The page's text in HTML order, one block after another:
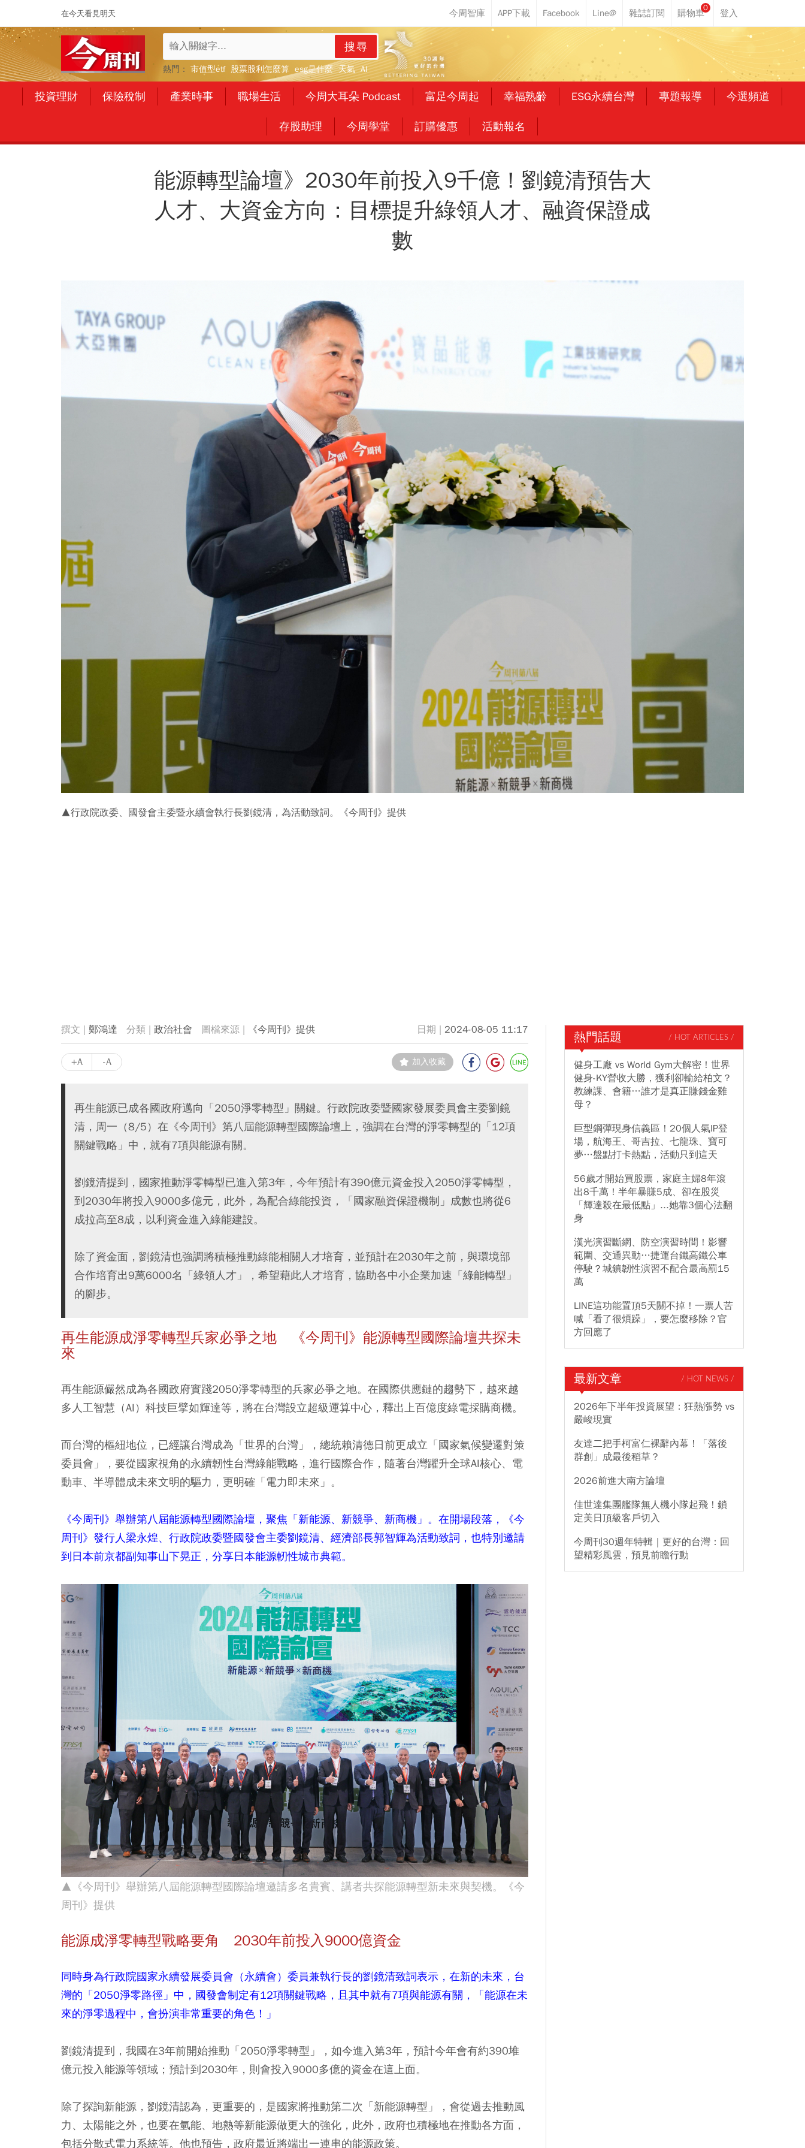
在今天看見明天
0
搜尋
熱門： 市值型etf 股票股利怎麼算 esg是什麼 天氣 AI
投資理財 保險稅制 產業時事 職場生活 今周大耳朵 Podcast 富足今周起 幸福熟齡 ESG永續台灣 專題報導 今選頻道
存股助理 今周學堂 訂購優惠 活動報名
能源轉型論壇》2030年前投入9千億！劉鏡清預告大
人才、大資金方向：目標提升綠領人才、融資保證成
數
▲行政院政委、國發會主委暨永續會執行長劉鏡清，為活動致詞。《今周刊》提供
鄭鴻達 政治社會 《今周刊》提供 2024-08-05 11:17
+A -A 加入收藏
再生能源已成各國政府邁向「2050淨零轉型」關鍵。行政院政委暨國家發展委員會主委劉鏡
清，周一（8/5）在《今周刊》第八屆能源轉型國際論壇上，強調在台灣的淨零轉型的「12項
關鍵戰略」中，就有7項與能源有關。
劉鏡清提到，國家推動淨零轉型已進入第3年，今年預計有390億元資金投入2050淨零轉型，
到2030年將投入9000多億元，此外，為配合綠能投資，「國家融資保證機制」成數也將從6
成拉高至8成，以利資金進入綠能建設。
除了資金面，劉鏡清也強調將積極推動綠能相關人才培育，並預計在2030年之前，與環境部
合作培育出9萬6000名「綠領人才」，希望藉此人才培育，協助各中小企業加速「綠能轉型」
的腳步。
再生能源成淨零轉型兵家必爭之地 《今周刊》能源轉型國際論壇共探未
來
再生能源儼然成為各國政府實踐2050淨零轉型的兵家必爭之地。在國際供應鏈的趨勢下，越來越
多人工智慧（AI）科技巨擘如輝達等，將在台灣設立超級運算中心，釋出上百億度綠電採購商機。
而台灣的樞紐地位，已經讓台灣成為「世界的台灣」，總統賴清德日前更成立「國家氣候變遷對策
委員會」，要從國家視角的永續韌性台灣綠能戰略，進行國際合作，隨著台灣躍升全球AI核心、電
動車、半導體成未來文明的驅力，更明確「電力即未來」。
《今周刊》舉辦第八屆能源轉型國際論壇，聚焦「新能源、新競爭、新商機」。在開場段落，《今
周刊》發行人梁永煌、行政院政委暨國發會主委劉鏡清、經濟部長郭智輝為活動致詞，也特別邀請
到日本前京都副知事山下晃正，分享日本能源軔性城市典範。
▲《今周刊》舉辦第八屆能源轉型國際論壇邀請多名貴賓、講者共探能源轉型新未來與契機。《今
周刊》提供
能源成淨零轉型戰略要角 2030年前投入9000億資金
同時身為行政院國家永續發展委員會（永續會）委員兼執行長的劉鏡清致詞表示，在新的未來，台
灣的「2050淨零路徑」中，國發會制定有12項關鍵戰略，且其中就有7項與能源有關，「能源在未
來的淨零過程中，會扮演非常重要的角色！」
劉鏡清提到，我國在3年前開始推動「2050淨零轉型」，如今進入第3年，預計今年會有約390堆
億元投入能源等領域；預計到2030年，則會投入9000多億的資金在這上面。
除了探詢新能源，劉鏡清認為，更重要的，是國家將推動第二次「新能源轉型」，會從過去推動風
力、太陽能之外，也要在氫能、地熱等新能源做更大的強化，此外，政府也積極地在推動各方面，
包括分散式電力系統等。他也預告，政府最近將端出一連串的能源政策。
熱門話題 / HOT ARTICLES /
健身工廠 vs World Gym大解密！世界
健身-KY營收大勝，獲利卻輸給柏文？
教練課、會籍…誰才是真正賺錢金雞
母？
巨型鋼彈現身信義區！20個人氣IP登
場，航海王、哥吉拉、七龍珠、寶可
夢…盤點打卡熱點，活動只到這天
56歲才開始買股票，家庭主婦8年滾
出8千萬！半年暴賺5成、卻在股災
「輝達殺在最低點」...她靠3個心法翻
身
漢光演習斷網、防空演習時間！影響
範圍、交通異動…捷運台鐵高鐵公車
停駛？城鎮韌性演習不配合最高罰15
萬
LINE這功能置頂5天關不掉！一票人苦
喊「看了很煩躁」，要怎麼移除？官
方回應了
最新文章 / HOT NEWS /
2026年下半年投資展望：狂熱漲勢 vs
嚴峻現實
友達二把手柯富仁裸辭內幕！「落後
群創」成最後稻草？
2026前進大南方論壇
佳世達集團艦隊無人機小隊起飛！鎖
定美日頂級客戶切入
今周刊30週年特輯｜更好的台灣：回
望精彩風雲，預見前瞻行動